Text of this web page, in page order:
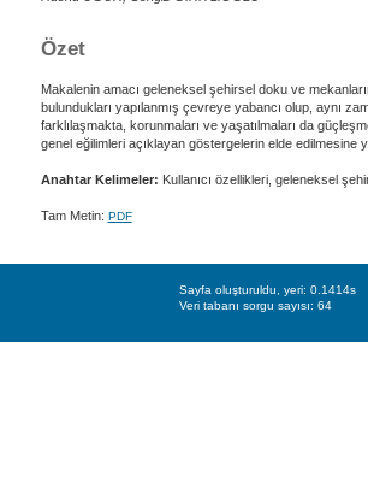
Özet
Makalenin amacı geleneksel şehirsel doku ve
bulundukları yapılanmış çevreye yabancı olup, aynı
farklılaşmakta, korunmaları ve yaşatılmaları da
genel eğilimleri açıklayan göstergelerin elde edilmesine
Anahtar Kelimeler: Kullanıcı özellikleri, geleneksel
Tam Metin: PDF
Sayfa oluşturuldu, yeri: 0.1414s
Veri tabanı sorgu sayısı: 64